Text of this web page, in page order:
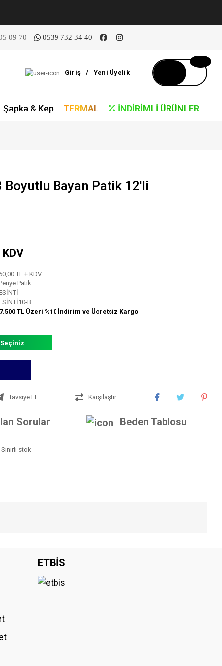
09 70 0539 732 34 40
Giriş / Yeni Üyelik
Şapka & Kep TERMAL İNDIRIMLI ÜRÜNLER
Boyutlu Bayan Patik 12'li
TL + KDV
Patik
B
7.500 TL Üzeri %10 İndirim ve Ücretsiz Kargo
Seçiniz
Tavsiye Et Karşılaştır
Sorular Beden Tablosu
Sınırlı stok
ETBİS